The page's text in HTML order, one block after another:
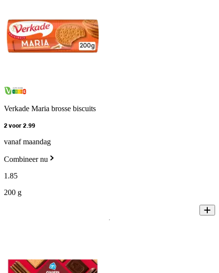
Verkade Maria brosse biscuits
2 voor 2.99
vanaf maandag
Combineer nu
1 .85
200 g